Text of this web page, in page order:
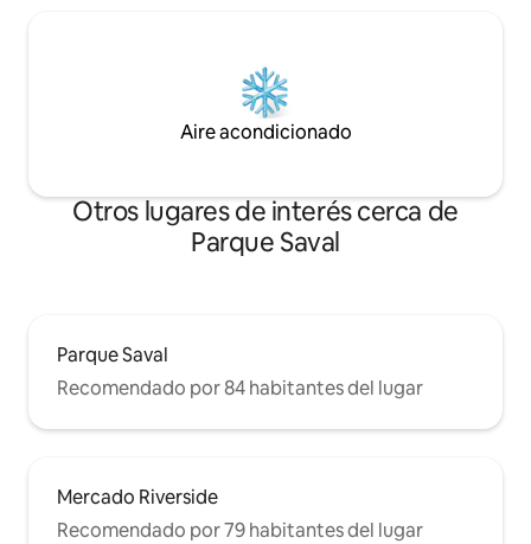
Aire acondicionado
Otros lugares de interés cerca de
Parque Saval
Parque Saval
Recomendado por 84 habitantes del lugar
Mercado Riverside
Recomendado por 79 habitantes del lugar